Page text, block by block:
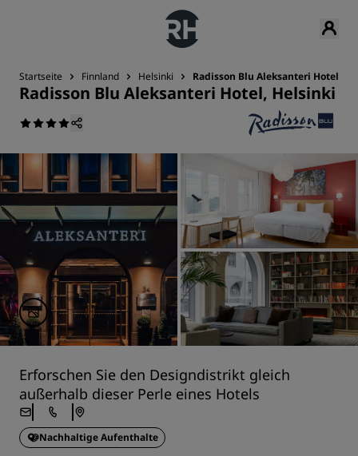
Startseite Finnland Helsinki Radisson Blu Aleksanteri Hotel,
Radisson Blu Aleksanteri Hotel, Helsinki
Erforschen Sie den Designdistrikt gleich
außerhalb dieser Perle eines Hotels
Nachhaltige Aufenthalte